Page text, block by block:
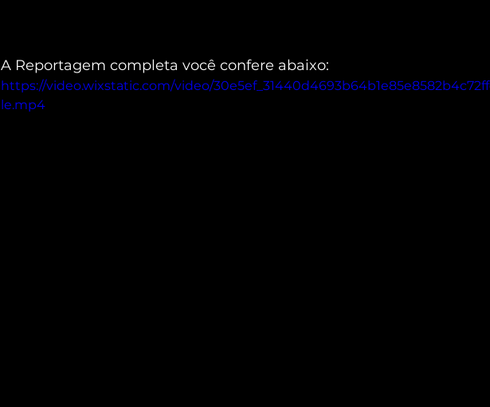
A Reportagem completa você confere abaixo:
https://video.wixstatic.com/video/
le.mp4